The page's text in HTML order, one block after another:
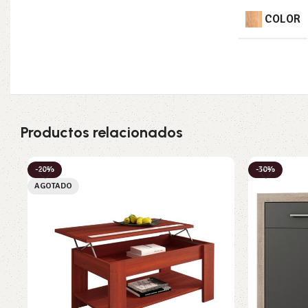
COLOR
Productos relacionados
-20%
AGOTADO
-30%